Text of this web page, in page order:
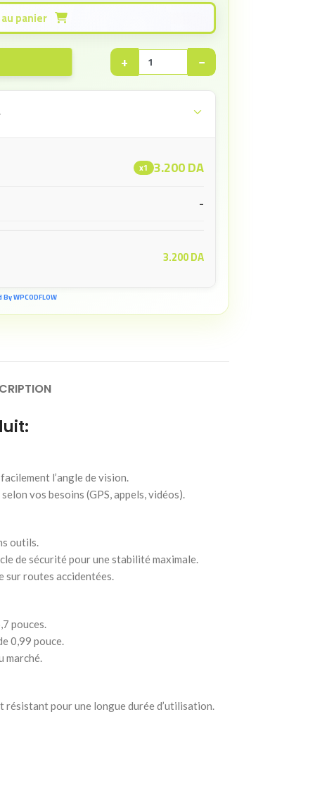
Ajouter au panier
−
+
x1 3.200DA
-
3.200DA
WPCODFLOW
l’angle de vision.
vos besoins (GPS, appels, vidéos).
outils.
de sécurité pour une stabilité maximale.
sur routes accidentées.
pouces.
0,99 pouce.
marché.
pour une longue durée d’utilisation.